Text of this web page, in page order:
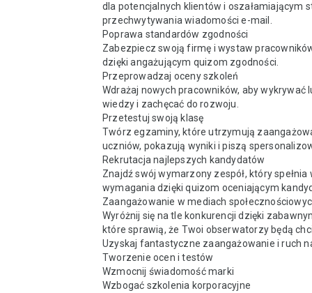
dla potencjalnych klientów i oszałamiającym
przechwytywania wiadomości e-mail.
Poprawa standardów zgodności
Zabezpiecz swoją firmę i wystaw
dzięki angażującym quizom zgodności.
Przeprowadzaj oceny szkoleń
Wdrażaj nowych pracowników, aby wykrywać
wiedzy i zachęcać do rozwoju.
Przetestuj swoją klasę
Twórz egzaminy, które utrzymują
uczniów, pokazują wyniki i piszą
Rekrutacja najlepszych kandydatów
Znajdź swój wymarzony zespół, który
wymagania dzięki quizom oceniającym
Zaangażowanie w mediach
Wyróżnij się na tle konkurencji dzięki
które sprawią, że Twoi obserwatorzy będą
Uzyskaj fantastyczne zaangażowanie i ruch
Tworzenie ocen i testów
Wzmocnij świadomość marki
Wzbogać szkolenia korporacyjne